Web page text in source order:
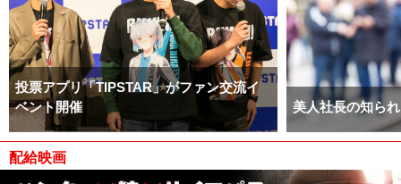
投票アプリ「TIPSTAR」がファン交流イ
ベント開催
美人社長の知ら
配給映画